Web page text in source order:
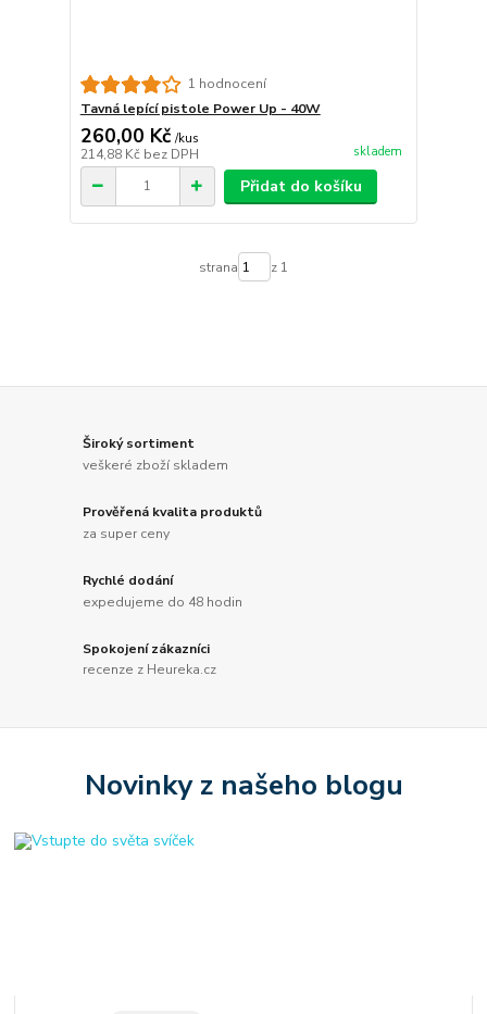
1 hodnocení
Tavná lepící pistole Power Up - 40W
260,00 Kč /kus
214,88 Kč bez DPH skladem
Přidat do košíku
strana z 1
Široký sortiment
veškeré zboží skladem
Prověřená kvalita produktů
za super ceny
Rychlé dodání
expedujeme do 48 hodin
Spokojení zákazníci
recenze z Heureka.cz
Novinky z našeho blogu